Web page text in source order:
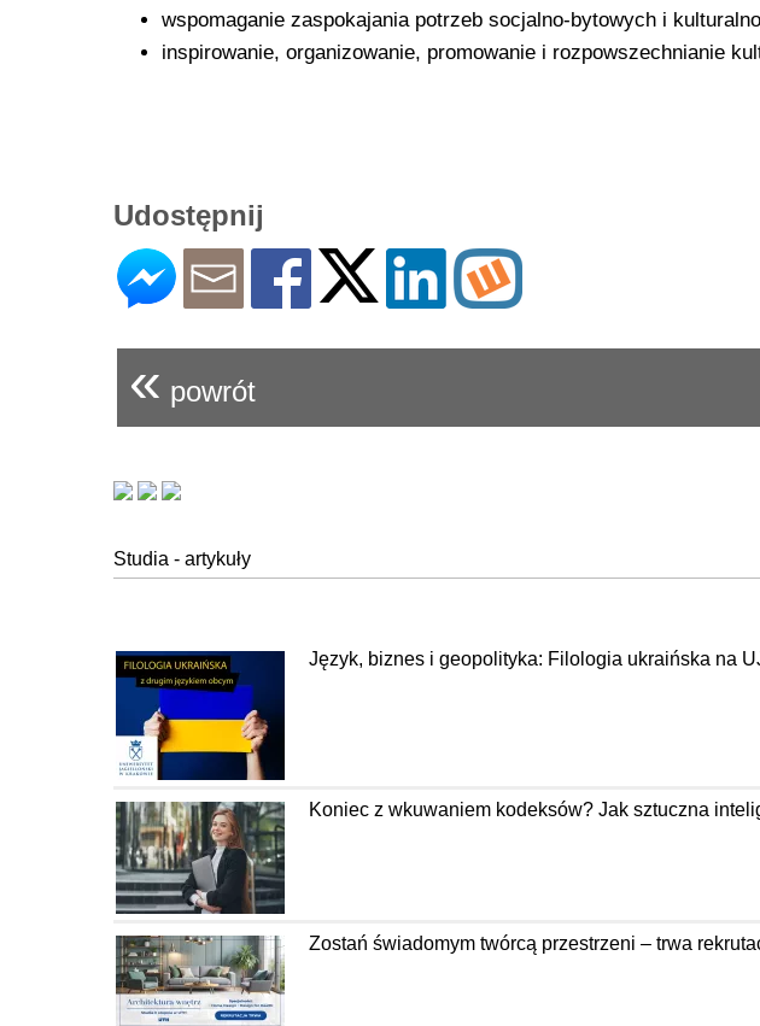
wspomaganie zaspokajania potrzeb socjalno-bytowych i
inspirowanie, organizowanie, promowanie i rozpowszechnianie
Udostępnij
« powrót
Studia - artykuły
Język, biznes i geopolityka: Filologia ukraińska na
Koniec z wkuwaniem kodeksów? Jak sztuczna
Zostań świadomym twórcą przestrzeni – trwa